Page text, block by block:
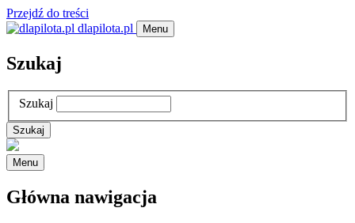
Przejdź do treści
dlapilota.pl
Menu
Szukaj
Szukaj
Menu
Główna nawigacja